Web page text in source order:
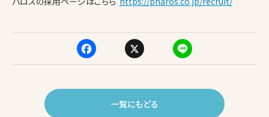
F
a
X Li
n
一覧にもどる